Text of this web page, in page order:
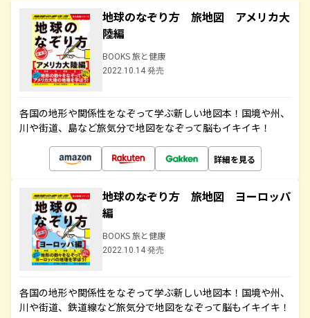
地球のなぞり方 旅地図 アメリカ大
陸編
BOOKS 旅と健康
2022.10.14 発売
各国の地形や関係性をなぞって学ぶ新しい地図本！国境や州、
川や街道、島など旅気分で地図をなぞって脳もイキイキ！
詳細を見る
地球のなぞり方 旅地図 ヨーロッパ
編
BOOKS 旅と健康
2022.10.14 発売
各国の地形や関係性をなぞって学ぶ新しい地図本！国境や州、
川や街道、鉄道線など旅気分で地図をなぞって脳もイキイキ！